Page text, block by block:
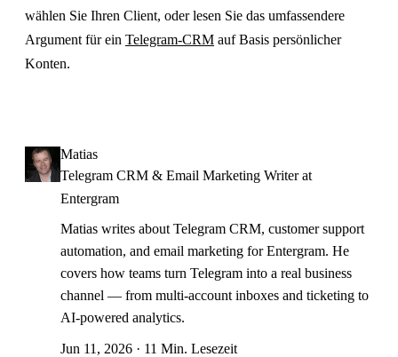
wählen Sie Ihren Client, oder lesen Sie das umfassendere
Argument für ein Telegram-CRM auf Basis persönlicher
Konten.
Matias
Telegram CRM & Email Marketing Writer at
Entergram
Matias writes about Telegram CRM, customer support
automation, and email marketing for Entergram. He
covers how teams turn Telegram into a real business
channel — from multi-account inboxes and ticketing to
AI-powered analytics.
Jun 11, 2026 · 11 Min. Lesezeit